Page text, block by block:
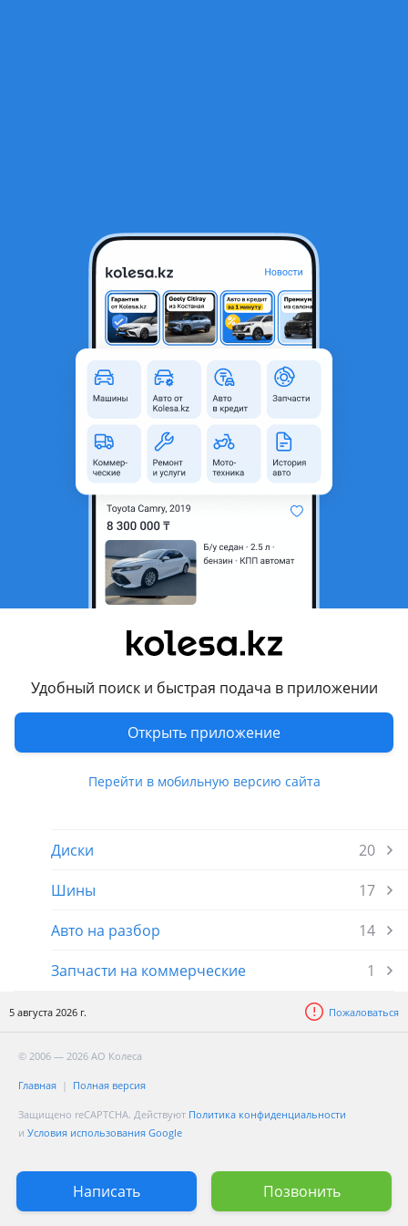
Удобный поиск и быстрая подача в приложении
Открыть приложение
Перейти в мобильную версию сайта
Алматы, Алматинская
область
Б/y
Есть доставка
Да
Комментарий продавца
Продам привозной задний бампер на опель вектра с кузов
седан, универсал, хечбек, отправка по регионам, наличие
и цену уточняйте по телефону
Другие объявления продавца
id13858970
Диски
20
Шины
17
Авто на разбор
14
Запчасти на коммерческие
1
5 августа 2026 г. Пожаловаться
Написать Позвонить
© 2006 — 2026 АО Колеса
Главная Полная версия
Защищено reCAPTCHA. Действуют Политика конфиденциальности
и Условия использования Google